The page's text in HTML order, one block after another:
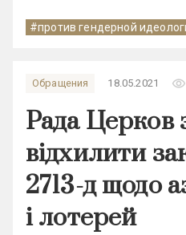
#против гендерной
Обращения 18.05.2021 remove_red_eye
Рада Церков
відхилити
2713-д щодо
і лотерей